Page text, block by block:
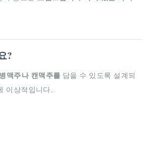
?
맥주나 캔맥주를 담을 수 있도록 설계되
이상적입니다.